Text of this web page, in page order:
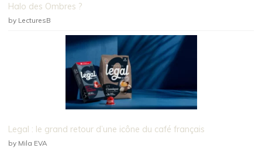
Halo des Ombres ?
by LecturesB
Legal : le grand retour d’une icône du café français
by Mila EVA